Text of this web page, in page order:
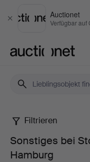
Schließen
Auctionet
Verfügbar auf
Sonstiges
bei
Filtrieren
Sonstiges bei
Hamburg